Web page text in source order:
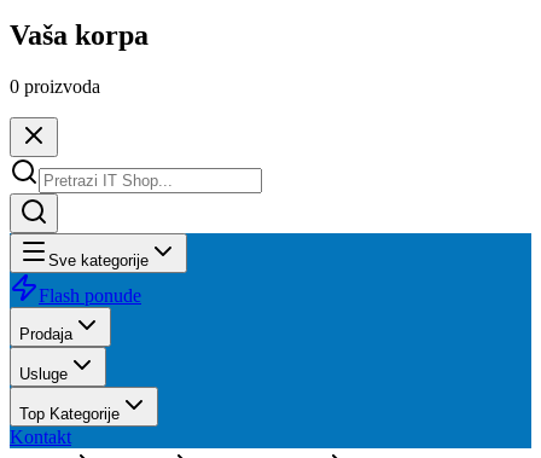
Vaša korpa
0 proizvoda
Sve kategorije
Flash ponude
Prodaja
Usluge
Top Kategorije
Kontakt